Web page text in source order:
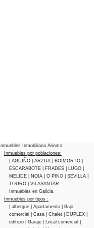
Inmuebles Inmobiliaria Arinmo
Inmuebles por poblaciones:
| AGUIÑO
| ARZUA | BOIMORTO
ESCARABOTE
| FRADES | LUGO
MELIDE
| NOIA | O PINO | SEVILLA
TOURO
| VILASANTAR
Inmuebles en Galicia.
Inmuebles por tipos :
| albergue
| Apartamento
| Bajo
comercial
| Casa | Chalet | DUPLEX
edificio
| Garaje | Local comercial